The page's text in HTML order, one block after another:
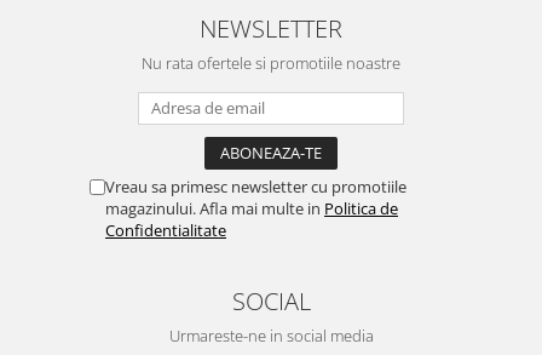
NEWSLETTER
Nu rata ofertele si promotiile noastre
Vreau sa primesc newsletter cu promotiile
magazinului. Afla mai multe in Politica de
Confidentialitate
SOCIAL
Urmareste-ne in social media